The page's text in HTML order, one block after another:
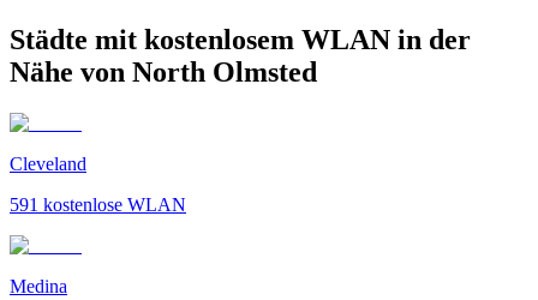
Städte mit kostenlosem WLAN in der
Nähe von North Olmsted
Cleveland
591 kostenlose WLAN
Medina